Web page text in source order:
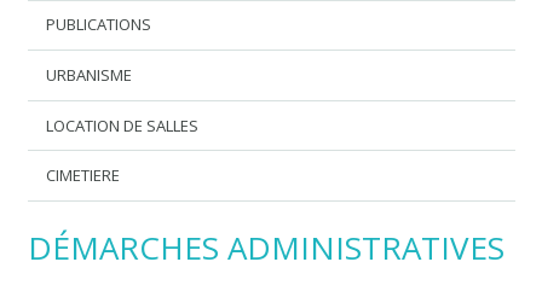
PUBLICATIONS
URBANISME
LOCATION DE SALLES
CIMETIERE
DÉMARCHES ADMINISTRATIVES